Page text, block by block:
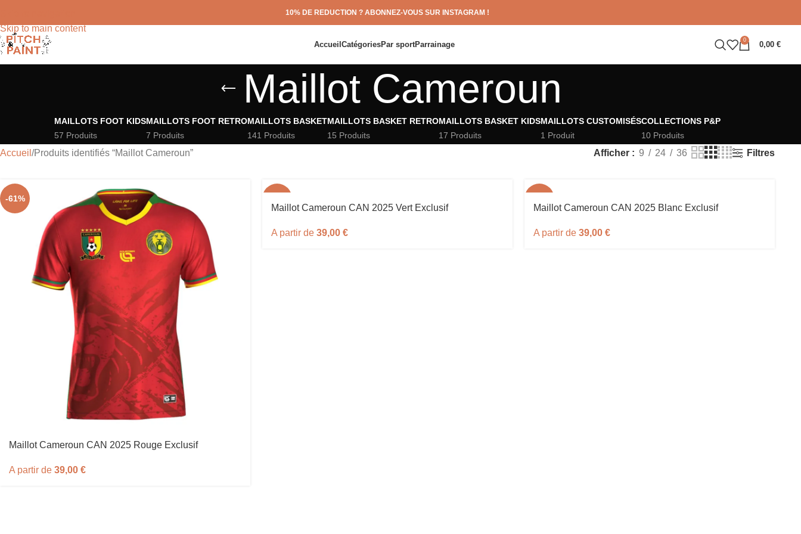
Skip to main content
10% DE REDUCTION ? ABONNEZ-VOUS SUR INSTAGRAM !
AccueilCatégoriesPar sportParrainage 0
0,00 €
Maillot Cameroun
MAILLOTS FOOT KIDS
57 Produits
MAILLOTS FOOT RETRO
7 Produits
MAILLOTS BASKET
141 Produits
MAILLOTS BASKET RETRO
15 Produits
MAILLOTS BASKET KIDS
17 Produits
MAILLOTS CUSTOMISÉS
1 Produit
COLLECTIONS P&P
10 Produits
Accueil Produits identifiés “Maillot Cameroun” Afficher 9 24 36 Filtres
-61%
Maillot Cameroun CAN 2025 Rouge Exclusif
A partir de 39,00 €
Maillot Cameroun CAN 2025 Vert Exclusif
A partir de 39,00 €
Maillot Cameroun CAN 2025 Blanc Exclusif
A partir de 39,00 €